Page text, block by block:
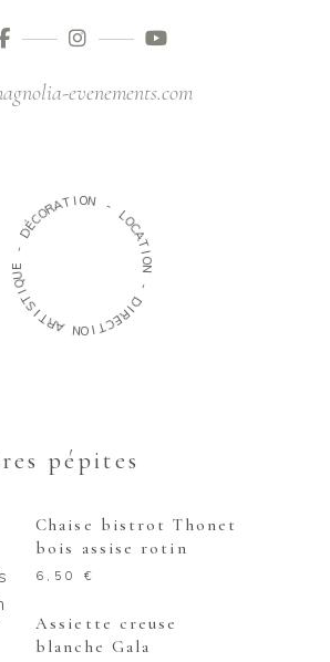
evenements.com
D
ÉCORATION -
L
O
C
A
T
O
N
-
D
I
R
E
C
T
I
O
N
A
R
T
I
S
T
I
Q
U
E
-
pépites
Chaise bistrot Thonet
bois assise rotin
6,50 €
Assiette creuse
blanche Gala